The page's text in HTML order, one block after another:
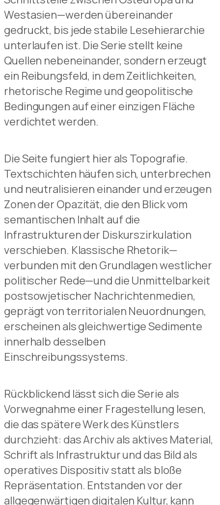
Westasien—werden übereinander
gedruckt, bis jede stabile Lesehierarchie
unterlaufen ist. Die Serie stellt keine
Quellen nebeneinander, sondern erzeugt
ein Reibungsfeld, in dem Zeitlichkeiten,
rhetorische Regime und geopolitische
Bedingungen auf einer einzigen Fläche
verdichtet werden.
Die Seite fungiert hier als Topografie.
Textschichten häufen sich, unterbrechen
und neutralisieren einander und erzeugen
Zonen der Opazität, die den Blick vom
semantischen Inhalt auf die
Infrastrukturen der Diskurszirkulation
verschieben. Klassische Rhetorik—
verbunden mit den Grundlagen westlicher
politischer Rede—und die Unmittelbarkeit
post­sowjetischer Nachrichtenmedien,
geprägt von territorialen Neuordnungen,
erscheinen als gleichwertige Sedimente
innerhalb desselben
Einschreibungssystems.
Rückblickend lässt sich die Serie als
Vorwegnahme einer Fragestellung lesen,
die das spätere Werk des Künstlers
durchzieht: das Archiv als aktives Material,
Schrift als Infrastruktur und das Bild als
operatives Dispositiv statt als bloße
Repräsentation. Entstanden vor der
allgegenwärtigen digitalen Kultur, kann